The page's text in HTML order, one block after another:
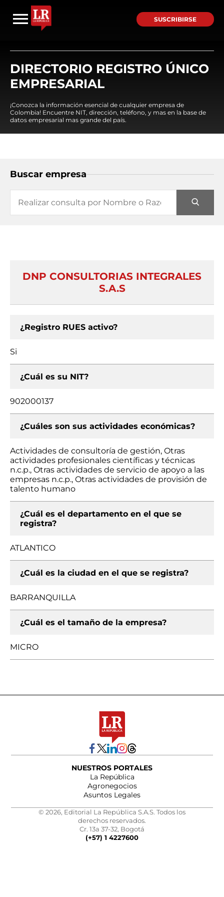
SUSCRIBIRSE
DIRECTORIO REGISTRO ÚNICO
EMPRESARIAL
¡Conozca la información esencial de cualquier empresa de
Colombia! Encuentre NIT, dirección, teléfono, y mas en la base de
datos empresarial mas grande del país.
Buscar empresa
DNP CONSULTORIAS INTEGRALES
S.A.S
¿Registro RUES activo?
Si
¿Cuál es su NIT?
902000137
¿Cuáles son sus actividades económicas?
Actividades de consultoría de gestión, Otras
actividades profesionales científicas y técnicas
n.c.p., Otras actividades de servicio de apoyo a las
empresas n.c.p., Otras actividades de provisión de
talento humano
¿Cuál es el departamento en el que se
registra?
ATLANTICO
¿Cuál es la ciudad en el que se registra?
BARRANQUILLA
¿Cuál es el tamaño de la empresa?
MICRO
NUESTROS PORTALES
La República
Agronegocios
Asuntos Legales
© 2026, Editorial La República S.A.S. Todos los
derechos reservados.
Cr. 13a 37-32, Bogotá
(+57) 1 4227600